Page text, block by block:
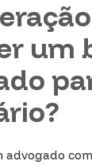
um
advogado